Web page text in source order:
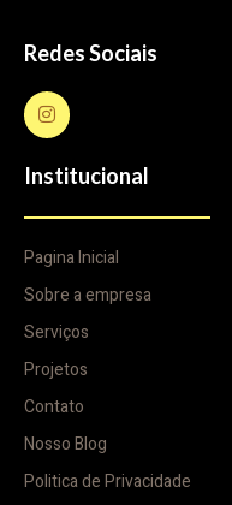
Redes Sociais
Institucional
Pagina Inicial
Sobre a empresa
Serviços
Projetos
Contato
Nosso Blog
Politica de Privacidade